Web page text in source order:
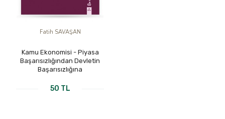
Fatih SAVAŞAN
Kamu Ekonomisi - Piyasa
Başarısızlığından Devletin
Başarısızlığına
50 TL